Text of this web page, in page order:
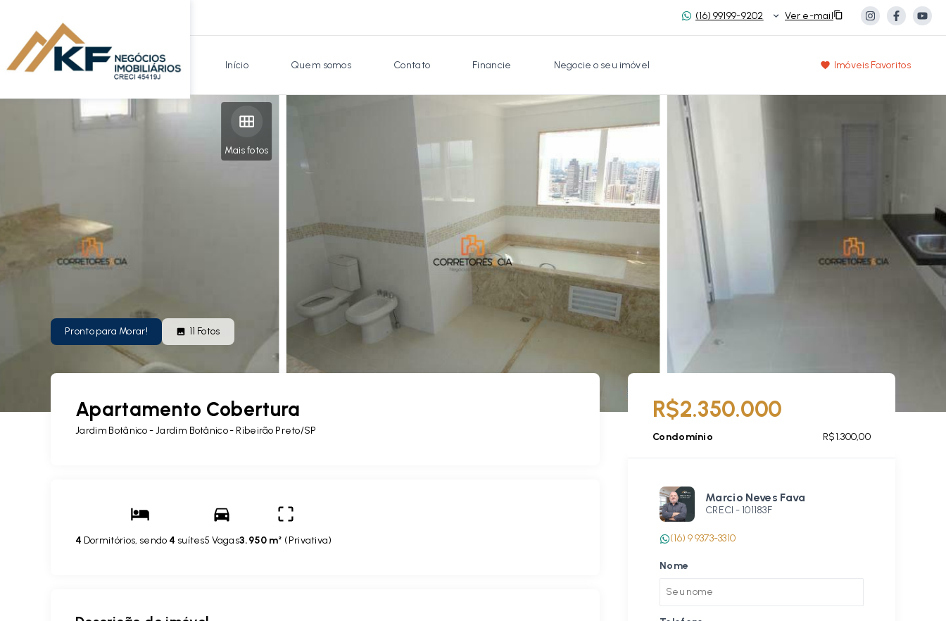
(16) 99199-9202 Ver e-mail
Início Quem somos Contato Financie Negocie o seu imóvel Imóveis Favoritos
Mais fotos
Pronto para Morar! 11 Fotos
Apartamento Cobertura
Jardim Botânico -Jardim Botânico - Ribeirão Preto/SP
4 Dormitórios, sendo 4 suítes5 Vagas3.950 m² (Privativa)
R$2.350.000
Condomínio R$1.300,00
Marcio Neves Fava
CRECI - 101183F
(16) 9 9373-3310
Nome